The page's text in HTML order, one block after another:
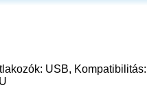
USB, Kompatibilitás: